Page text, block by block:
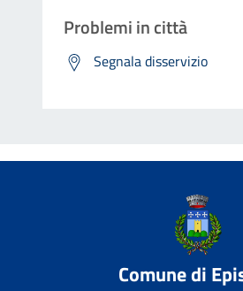
Problemi in città
Segnala disservizio
Comune di